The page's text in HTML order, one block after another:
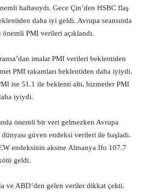
haftasıydı. Gece Çin’den HSBC flaş
daha iyi geldi. Avrupa seansında
önemli PMI verileri açıklandı.
imalat PMI verileri beklentiden
PMI rakamları beklentiden daha iyiydi.
ise 51.1 ile beklenti altı, hizmetler PMI
iyiydi.
önemli bir veri gelmezken Avrupa
güven endeksi verileri ile başladı.
endeksinin aksine Almanya Ifo 107.7
geldi.
ve ABD’den gelen veriler dikkat çekti.